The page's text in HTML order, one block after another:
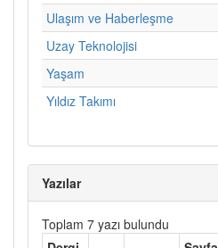
Ulaşım ve Haberleşme
Uzay Teknolojisi
Yaşam
Yıldız Takımı
Yazılar
Toplam 7 yazı bulundu